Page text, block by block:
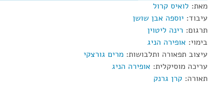
מאת: לואיס קרול
עיבוד: יוספה אבן שושן
תרגום: רינה ליטוין
בימוי: אופירה הניג
עיצוב תפאורה ותלבושות: מרים גורצקי
עריכה מוסיקלית: אופירה הניג
תאורה: קרן גרנק